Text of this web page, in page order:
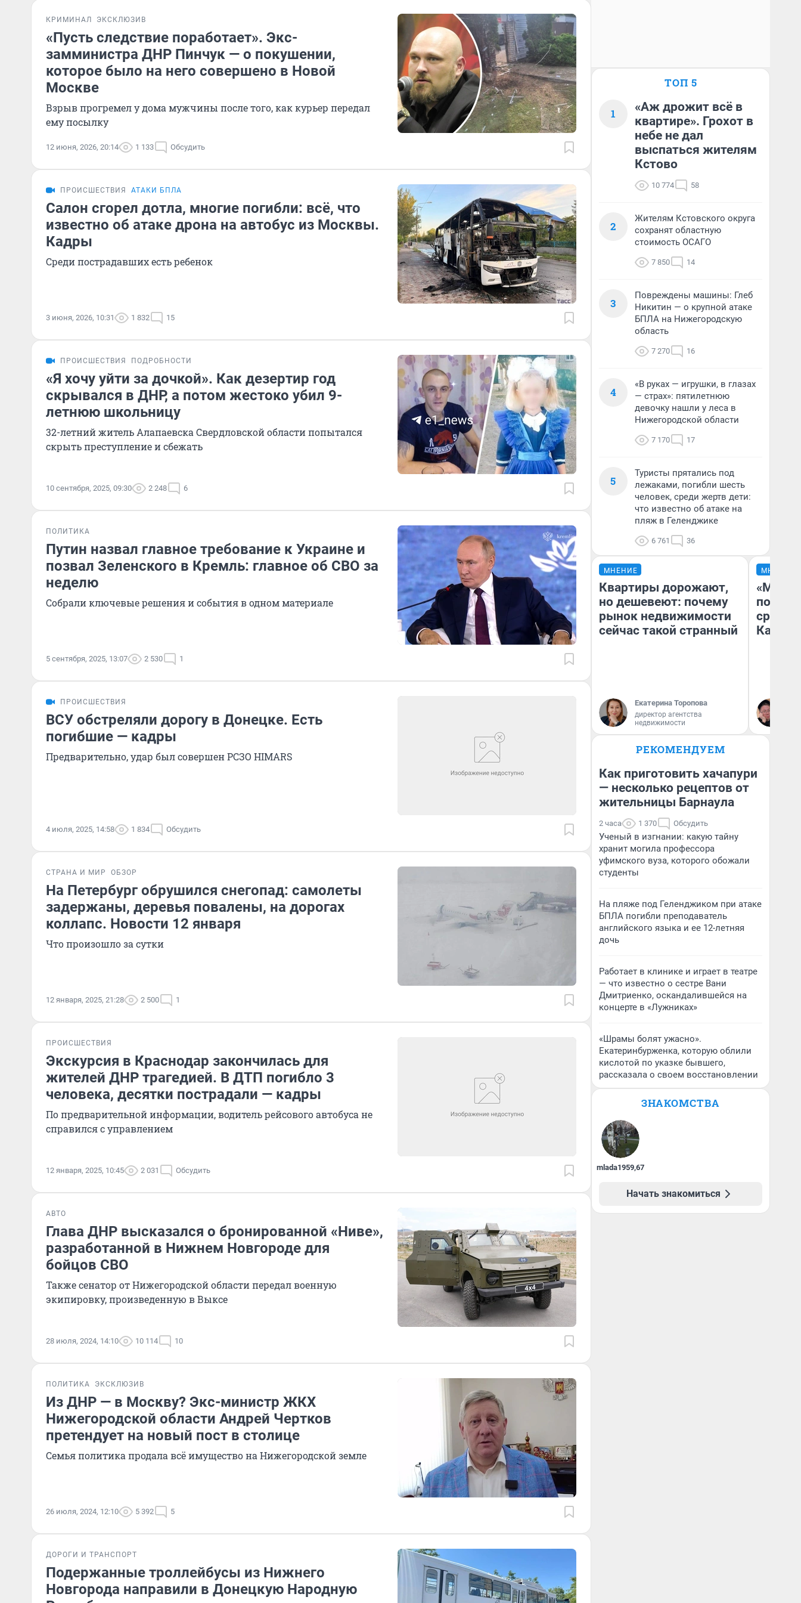
КРИМИНАЛ ЭКСКЛЮЗИВ
«Пусть следствие поработает». Экс-
замминистра ДНР Пинчук — о покушении,
которое было на него совершено в Новой
Москве
Взрыв прогремел у дома мужчины после того, как курьер передал
ему посылку
12 июня, 2026, 20:14 1 133 Обсудить
ПРОИСШЕСТВИЯ АТАКИ БПЛА
Салон сгорел дотла, многие погибли: всё, что
известно об атаке дрона на автобус из Москвы.
Кадры
Среди пострадавших есть ребенок
3 июня, 2026, 10:31 1 832 15
ПРОИСШЕСТВИЯ ПОДРОБНОСТИ
«Я хочу уйти за дочкой». Как дезертир год
скрывался в ДНР, а потом жестоко убил 9-
летнюю школьницу
32-летний житель Алапаевска Свердловской области попытался
скрыть преступление и сбежать
10 сентября, 2025, 09:30 2 248 6
ПОЛИТИКА
Путин назвал главное требование к Украине и
позвал Зеленского в Кремль: главное об СВО за
неделю
Собрали ключевые решения и события в одном материале
5 сентября, 2025, 13:07 2 530 1
ПРОИСШЕСТВИЯ
ВСУ обстреляли дорогу в Донецке. Есть
погибшие — кадры
Предварительно, удар был совершен РСЗО HIMARS
4 июля, 2025, 14:58 1 834 Обсудить
СТРАНА И МИР ОБЗОР
На Петербург обрушился снегопад: самолеты
задержаны, деревья повалены, на дорогах
коллапс. Новости 12 января
Что произошло за сутки
12 января, 2025, 21:28 2 500 1
ПРОИСШЕСТВИЯ
Экскурсия в Краснодар закончилась для
жителей ДНР трагедией. В ДТП погибло 3
человека, десятки пострадали — кадры
По предварительной информации, водитель рейсового автобуса не
справился с управлением
12 января, 2025, 10:45 2 031 Обсудить
АВТО
Глава ДНР высказался о бронированной «Ниве»,
разработанной в Нижнем Новгороде для
бойцов СВО
Также сенатор от Нижегородской области передал военную
экипировку, произведенную в Выксе
28 июля, 2024, 14:10 10 114 10
ПОЛИТИКА ЭКСКЛЮЗИВ
Из ДНР — в Москву? Экс-министр ЖКХ
Нижегородской области Андрей Чертков
претендует на новый пост в столице
Семья политика продала всё имущество на Нижегородской земле
26 июля, 2024, 12:10 5 392 5
ДОРОГИ И ТРАНСПОРТ
Подержанные троллейбусы из Нижнего
Новгорода направили в Донецкую Народную
ТОП 5
1
«Аж дрожит всё в
квартире». Грохот в
небе не дал
выспаться жителям
Кстово
10 774 58
2
Жителям Кстовского округа
сохранят областную
стоимость ОСАГО
7 850 14
3
Повреждены машины: Глеб
Никитин — о крупной атаке
БПЛА на Нижегородскую
область
7 270 16
4
«В руках — игрушки, в глазах
— страх»: пятилетнюю
девочку нашли у леса в
Нижегородской области
7 170 17
5
Туристы прятались под
лежаками, погибли шесть
человек, среди жертв дети:
что известно об атаке на
пляж в Геленджике
6 761 36
МНЕНИЕ
Квартиры дорожают,
но дешевеют: почему
рынок недвижимости
сейчас такой странный
Екатерина Торопова
директор агентства
недвижимости
МНЕНИЕ
РЕКОМЕНДУЕМ
Как приготовить хачапури
— несколько рецептов от
жительницы Барнаула
2 часа 1 370 Обсудить
Ученый в изгнании: какую тайну
хранит могила профессора
уфимского вуза, которого обожали
студенты
На пляже под Геленджиком при атаке
БПЛА погибли преподаватель
английского языка и ее 12-летняя
дочь
Работает в клинике и играет в театре
— что известно о сестре Вани
Дмитриенко, оскандалившейся на
концерте в «Лужниках»
«Шрамы болят ужасно».
Екатеринбурженка, которую облили
кислотой по указке бывшего,
рассказала о своем восстановлении
ЗНАКОМСТВА
mlada1959,67
Начать знакомиться